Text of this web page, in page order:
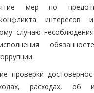
мер по
интересов
случаю несоблюдения
проверки
расходах, об